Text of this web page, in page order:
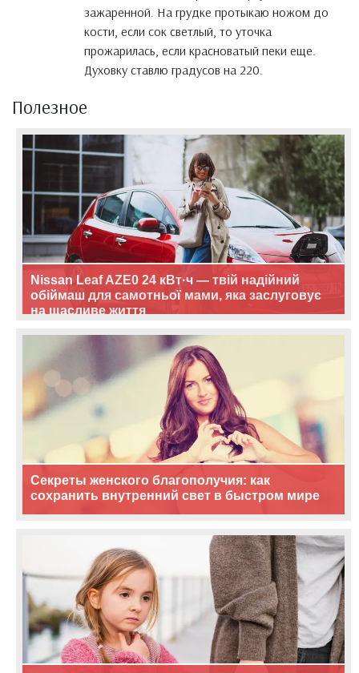
зажаренной. На грудке протыкаю ножом до
кости, если сок светлый, то уточка
прожарилась, если красноватый пеки еще.
Духовку ставлю градусов на 220.
Полезное
Nissan Leaf AZE0 24 кВт·ч — твій надійний
обіймаш для самотньої мами, яка заслуговує
на щасливе життя
Секреты женского благополучия: как
сохранить внутренний свет в быстром мире